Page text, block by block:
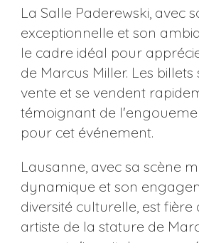
La Salle Paderewski, avec
exceptionnelle et son
le cadre idéal pour
de Marcus Miller. Les
vente et se vendent
témoignant de
pour cet événement.
Lausanne, avec sa scène
dynamique et son
diversité culturelle, est fière
artiste de la stature de